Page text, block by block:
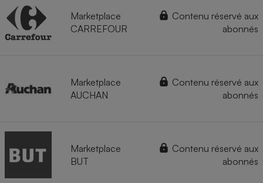
Marketplace
CARREFOUR
Contenu réservé aux
abonnés
Marketplace
AUCHAN
Contenu réservé aux
abonnés
Marketplace
BUT
Contenu réservé aux
abonnés